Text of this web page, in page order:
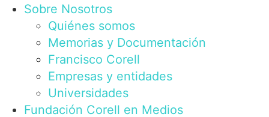
Sobre Nosotros
Quiénes somos
Memorias y Documentación
Francisco Corell
Empresas y entidades
Universidades
Fundación Corell en Medios